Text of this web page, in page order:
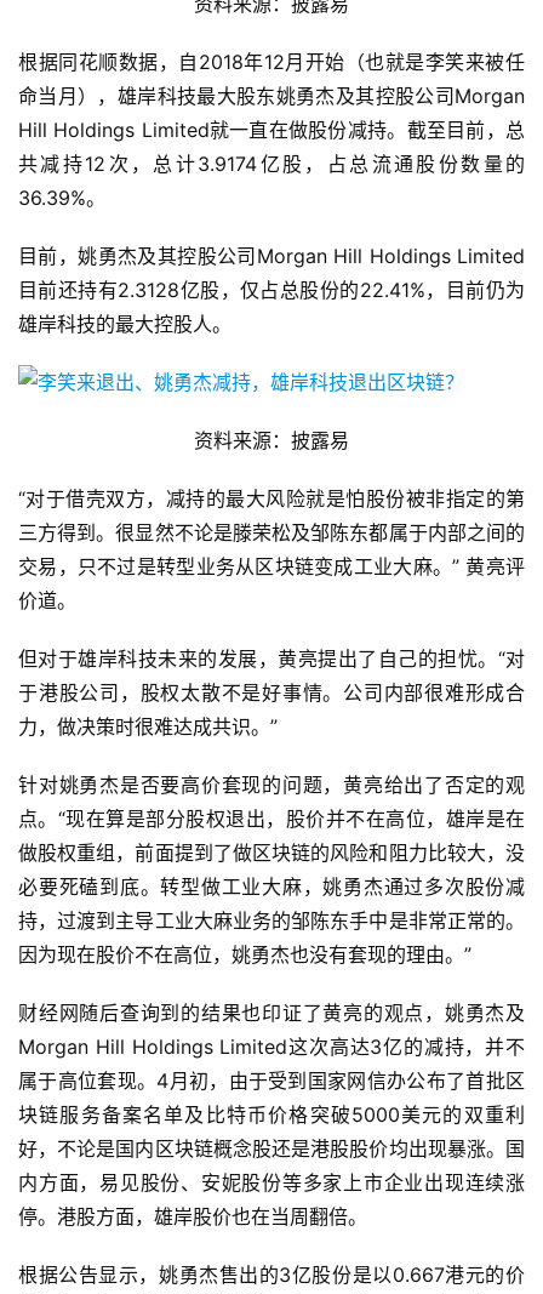
根据同花顺数据，自2018年12月开始（也就是李笑来被任
命当月），雄岸科技最大股东姚勇杰及其控股公司Morgan
Hill Holdings Limited就一直在做股份减持。截至目前，总
共减持12次，总计3.9174亿股，占总流通股份数量的
36.39%。
目前，姚勇杰及其控股公司Morgan Hill Holdings Limited
目前还持有2.3128亿股，仅占总股份的22.41%，目前仍为
雄岸科技的最大控股人。
资料来源：披露易
“对于借壳双方，减持的最大风险就是怕股份被非指定的第
三方得到。很显然不论是滕荣松及邹陈东都属于内部之间的
交易，只不过是转型业务从区块链变成工业大麻。” 黄亮评
价道。
但对于雄岸科技未来的发展，黄亮提出了自己的担忧。“对
于港股公司，股权太散不是好事情。公司内部很难形成合
力，做决策时很难达成共识。”
针对姚勇杰是否要高价套现的问题，黄亮给出了否定的观
点。“现在算是部分股权退出，股价并不在高位，雄岸是在
做股权重组，前面提到了做区块链的风险和阻力比较大，没
必要死磕到底。转型做工业大麻，姚勇杰通过多次股份减
持，过渡到主导工业大麻业务的邹陈东手中是非常正常的。
因为现在股价不在高位，姚勇杰也没有套现的理由。”
财经网随后查询到的结果也印证了黄亮的观点，姚勇杰及
Morgan Hill Holdings Limited这次高达3亿的减持，并不
属于高位套现。4月初，由于受到国家网信办公布了首批区
块链服务备案名单及比特币价格突破5000美元的双重利
好，不论是国内区块链概念股还是港股股价均出现暴涨。国
内方面，易见股份、安妮股份等多家上市企业出现连续涨
停。港股方面，雄岸股价也在当周翻倍。
根据公告显示，姚勇杰售出的3亿股份是以0.667港元的价